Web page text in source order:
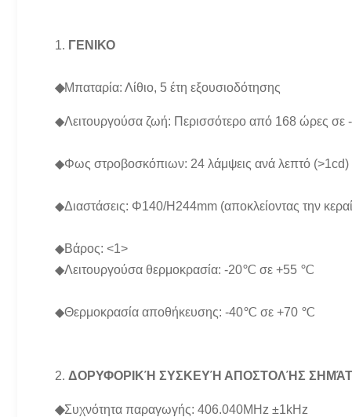
1. ΓΕΝΙΚΟ
◆Μπαταρία: Λίθιο, 5 έτη εξουσιοδότησης
◆Λειτουργούσα ζωή: Περισσότερο από 168 ώρες
◆Φως στροβοσκόπιων: 24 λάμψεις ανά λεπτό (>1cd)
◆Διαστάσεις: Φ140/H244mm (αποκλείοντας την
◆Βάρος: <1>
◆Λειτουργούσα θερμοκρασία: -20℃ σε +55 ℃
◆Θερμοκρασία αποθήκευσης: -40℃ σε +70 ℃
2. ΔΟΡΥΦΟΡΙΚΉ ΣΥΣΚΕΥΉ ΑΠΟΣΤΟΛΉΣ
◆Συχνότητα παραγωγής: 406.040MHz ±1kHz